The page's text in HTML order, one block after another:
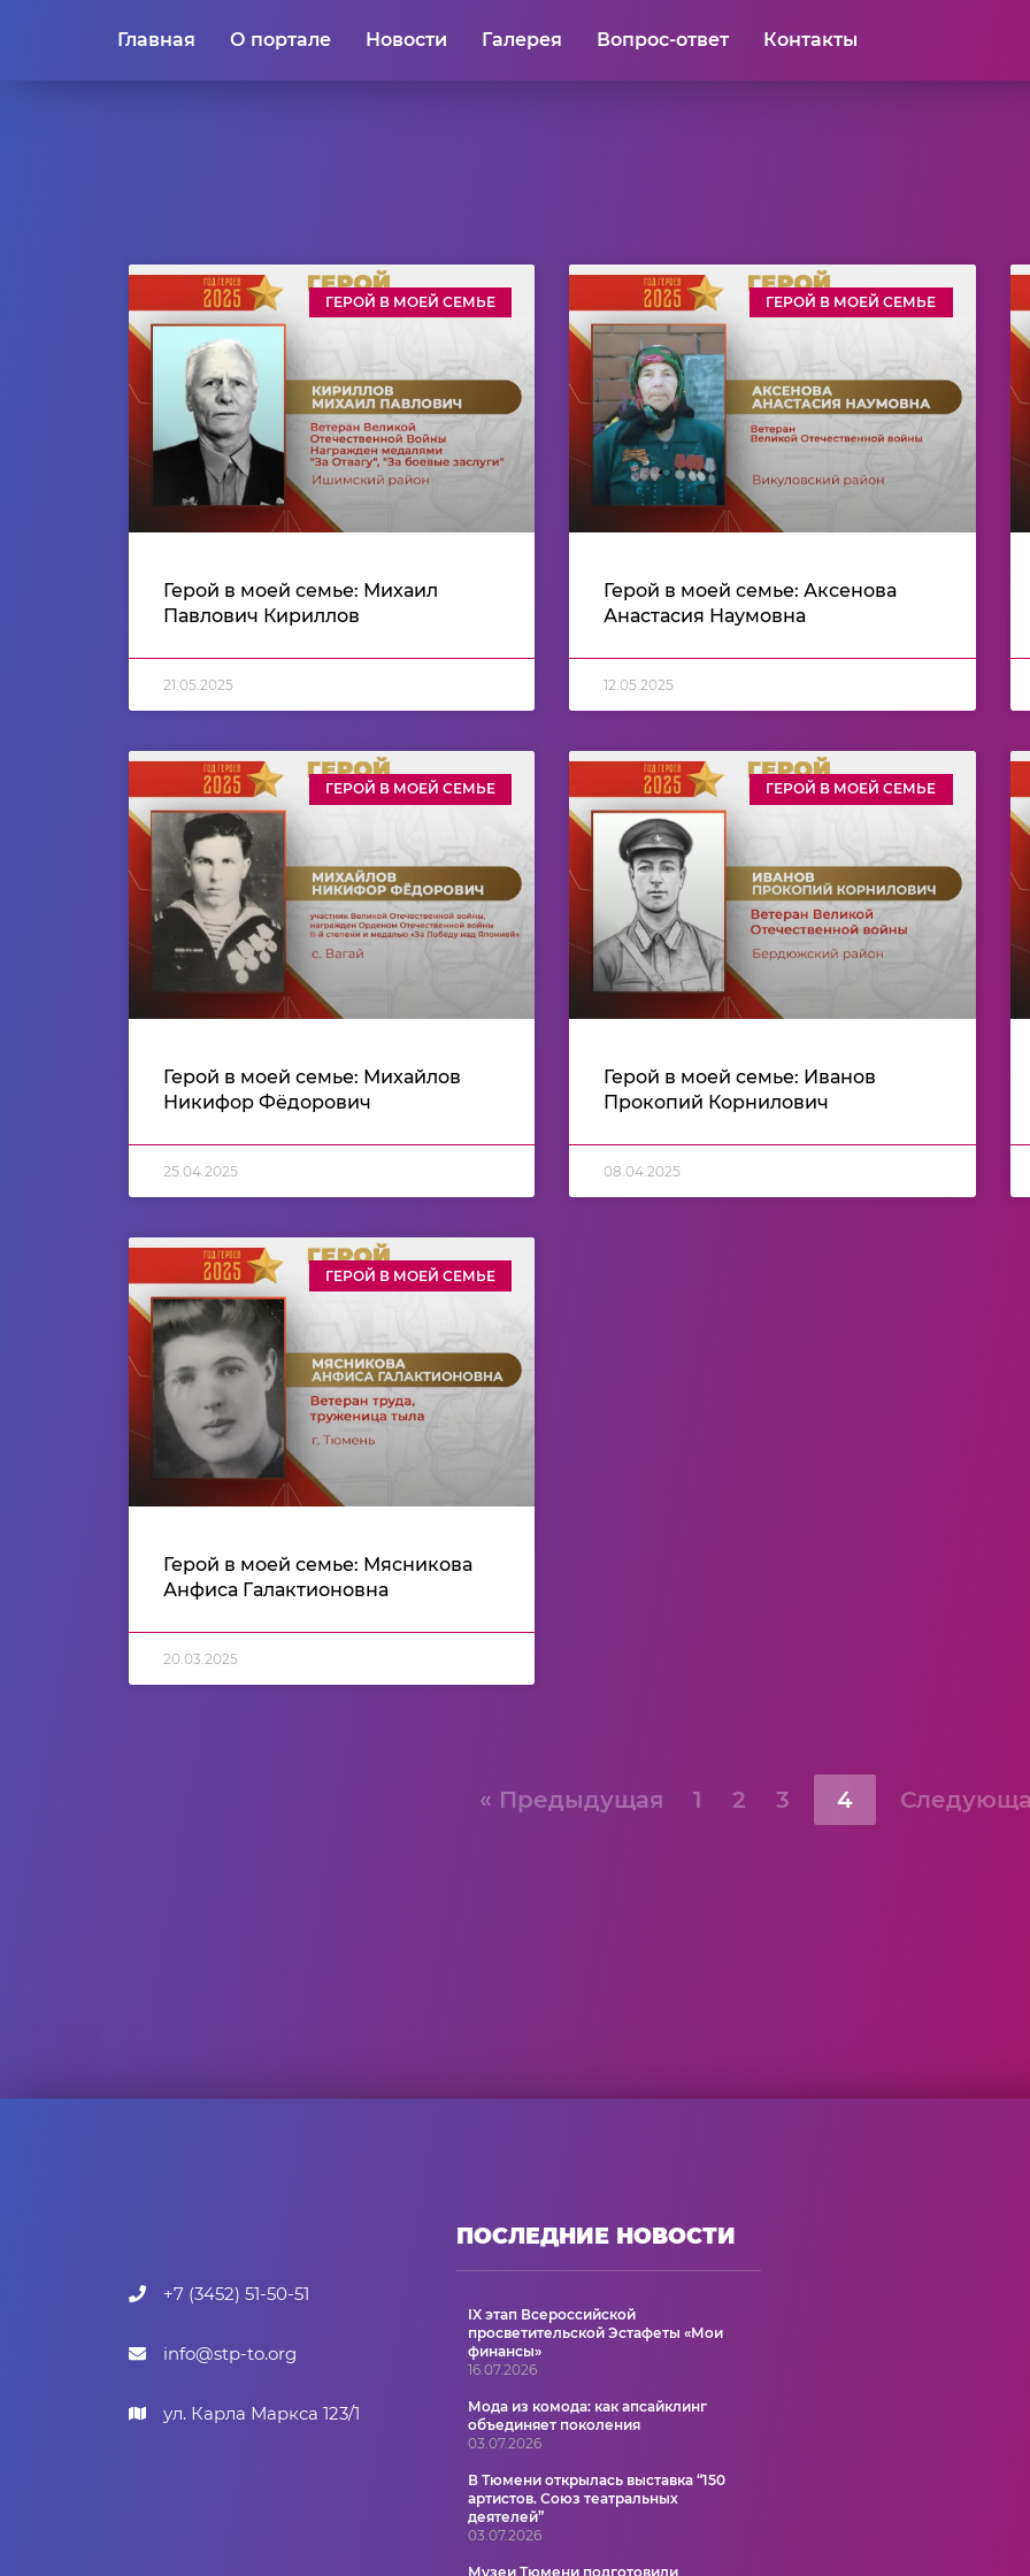
Главная О портале Новости Галерея Вопрос-ответ Контакты
ГЕРОЙ В МОЕЙ СЕМЬЕ
️Герой в моей семье: Михаил
Павлович Кириллов
21.05.2025
ГЕРОЙ В МОЕЙ СЕМЬЕ
Герой в моей семье: Аксенова
Анастасия Наумовна
12.05.2025
ГЕРОЙ В МОЕЙ СЕМЬЕ
Герой в моей семье: Михайлов
Никифор Фёдорович
25.04.2025
ГЕРОЙ В МОЕЙ СЕМЬЕ
Герой в моей семье: Иванов
Прокопий Корнилович
08.04.2025
ГЕРОЙ В МОЕЙ СЕМЬЕ
Герой в моей семье: Мясникова
Анфиса Галактионовна
20.03.2025
« Предыдущая 1 2 3 4
+7 (3452) 51-50-51
info@stp-to.org
ул. Карла Маркса 123/1
ПОСЛЕДНИЕ НОВОСТИ
IX этап Всероссийской
просветительской Эстафеты «Мои
финансы»
16.07.2026
Мода из комода: как апсайклинг
объединяет поколения
03.07.2026
В Тюмени открылась выставка “150
артистов. Союз театральных
деятелей”
03.07.2026
Музеи Тюмени подготовили